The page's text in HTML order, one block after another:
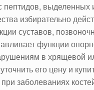
пептидов,
избирательно
суставов,
функции
в хрящевой
его цену и
заболеваниях